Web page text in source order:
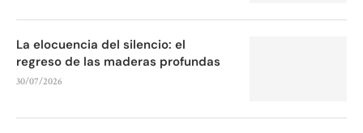
La elocuencia del silencio: el
regreso de las maderas profundas
30/07/2026